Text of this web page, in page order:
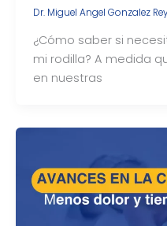
Dr. Miguel Angel Gonzalez
¿Cómo saber si
mi rodilla? A medida
en nuestras